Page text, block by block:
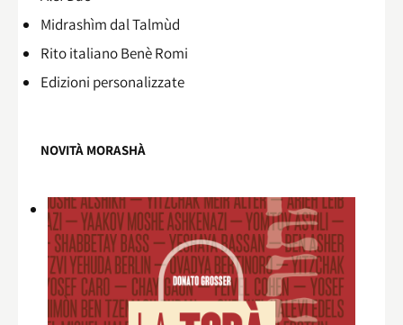
Midrashìm dal Talmùd
Rito italiano Benè Romi​
Edizioni personalizzate
NOVITÀ MORASHÀ